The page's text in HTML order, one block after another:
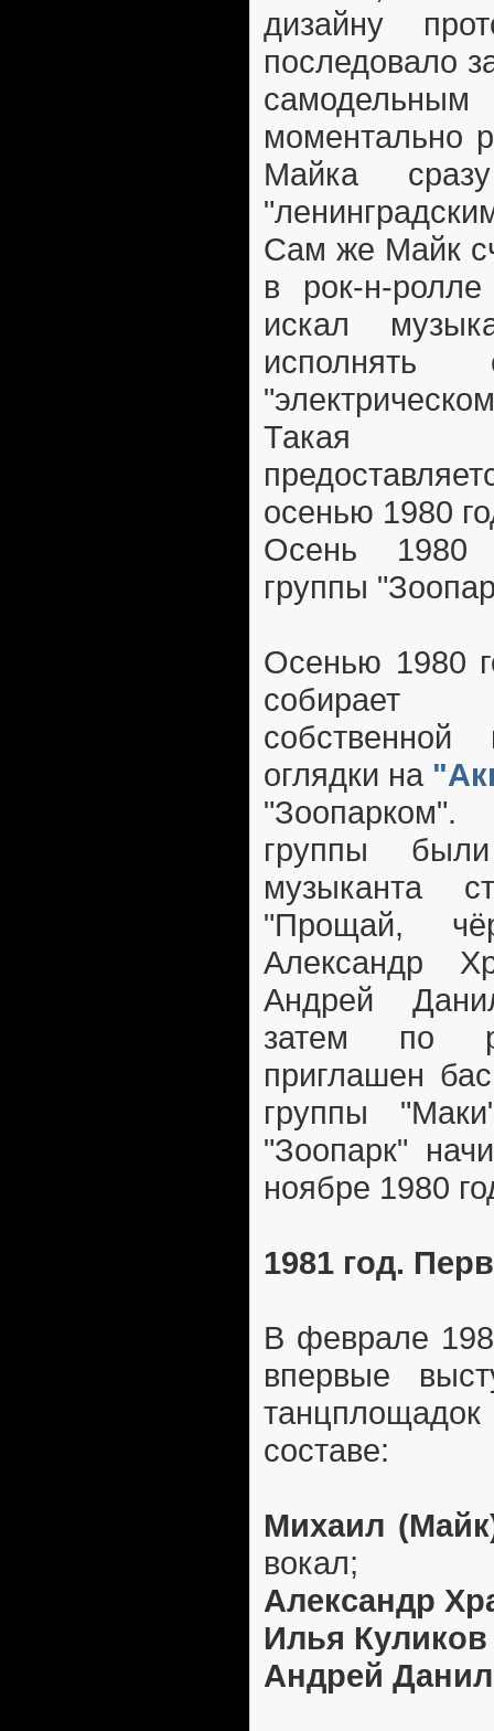
дизайну
последовало
моментально
Майка
Сам же Майк
в рок-н-
искал
Такая
осенью 1980
Осень 1980
группы
Осенью 1980
собирает
оглядки на
группы
музыканта
"Прощай,
Александр
Андрей
затем по
приглашен
группы
"Зоопарк"
ноябре 1980
1981 год.
В феврале
впервые
составе:
Михаил
вокал;
Александр
Илья Куликов
Андрей